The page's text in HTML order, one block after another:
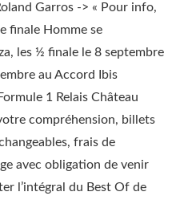
Garros -> « Pour info,
finale Homme se
les ½ finale le 8 septembre
au Accord Ibis
1 Relais Château
compréhension, billets
frais de
avec obligation de venir
l’intégral du Best Of de